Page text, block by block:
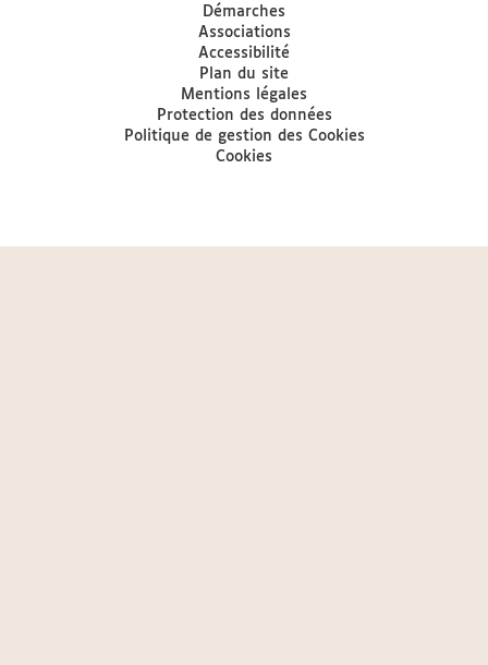
Démarches
Associations
Accessibilité
Plan du site
Mentions légales
Protection des données
Politique de gestion des Cookies
Cookies